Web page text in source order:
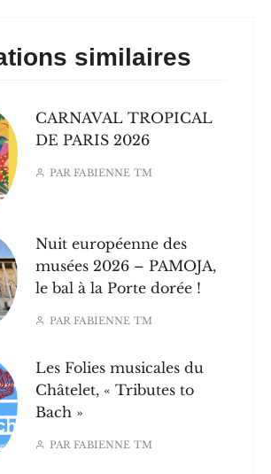
similaires
CARNAVAL TROPICAL
DE PARIS 2026
PARFABIENNE TM
Nuit européenne des
musées 2026 – PAMOJA,
le bal à la Porte dorée !
PARFABIENNE TM
Les Folies musicales du
Châtelet, « Tributes to
Bach »
PARFABIENNE TM